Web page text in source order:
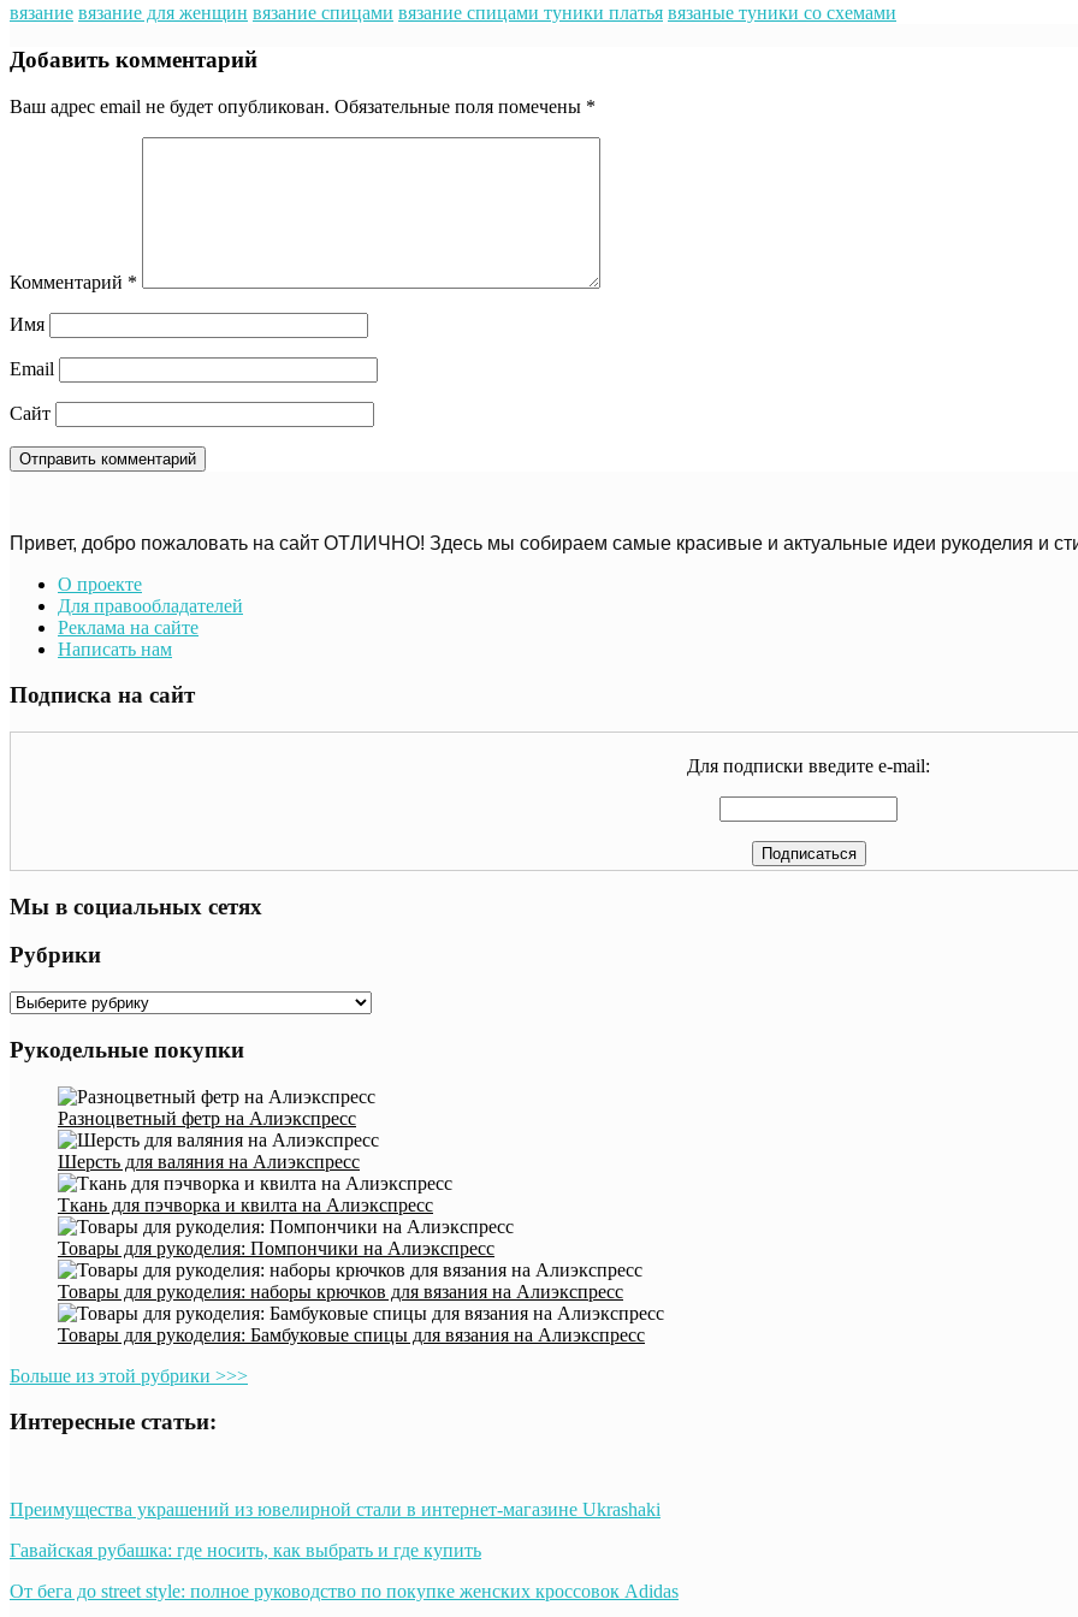
вязание вязание для женщин вязание спицами вязание спицами туники платья вязаные туники со схемами
Добавить комментарий
Ваш адрес email не будет опубликован. Обязательные поля помечены *
Комментарий *
Имя
Email
Сайт
Привет, добро пожаловать на сайт ОТЛИЧНО! Здесь мы собираем самые красивые и актуальные идеи рукоделия и
О проекте
Для правообладателей
Реклама на сайте
Написать нам
Подписка на сайт
Для подписки введите e-mail:
Мы в социальных сетях
Рубрики
Рубрики
Рукодельные покупки
Разноцветный фетр на Алиэкспресс
Шерсть для валяния на Алиэкспресс
Ткань для пэчворка и квилта на Алиэкспресс
Товары для рукоделия: Помпончики на Алиэкспресс
Товары для рукоделия: наборы крючков для вязания на Алиэкспресс
Товары для рукоделия: Бамбуковые спицы для вязания на Алиэкспресс
Больше из этой рубрики >>>
Интересные статьи:
Преимущества украшений из ювелирной стали в интернет-магазине Ukrashaki
Гавайская рубашка: где носить, как выбрать и где купить
От бега до street style: полное руководство по покупке женских кроссовок Adidas